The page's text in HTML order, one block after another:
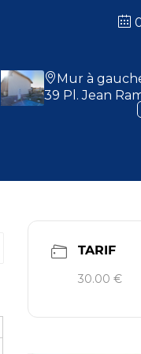
Mur à
39 Pl. Jean
TARIF
30.00 €